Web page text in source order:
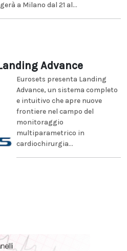
a Milano dal 21 al...
Advance
Eurosets presenta Landing
Advance, un sistema completo
e intuitivo che apre nuove
frontiere nel campo del
monitoraggio
multiparametrico in
cardiochirurgia...